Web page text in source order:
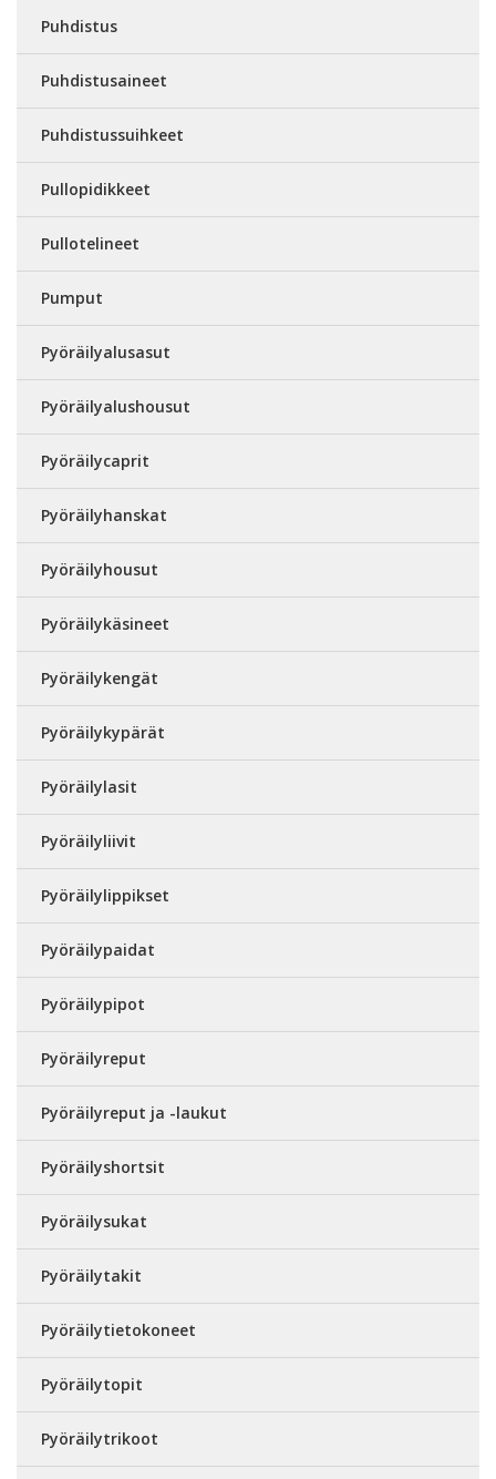
Puhdistus
Puhdistusaineet
Puhdistussuihkeet
Pullopidikkeet
Pullotelineet
Pumput
Pyöräilyalusasut
Pyöräilyalushousut
Pyöräilycaprit
Pyöräilyhanskat
Pyöräilyhousut
Pyöräilykäsineet
Pyöräilykengät
Pyöräilykypärät
Pyöräilylasit
Pyöräilyliivit
Pyöräilylippikset
Pyöräilypaidat
Pyöräilypipot
Pyöräilyreput
Pyöräilyreput ja -laukut
Pyöräilyshortsit
Pyöräilysukat
Pyöräilytakit
Pyöräilytietokoneet
Pyöräilytopit
Pyöräilytrikoot